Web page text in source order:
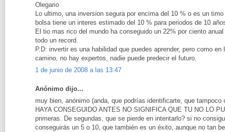
Olegario
Lo ultimo, una inversion segura por encima del 10 % o es un
bolsa tiene un interes estimado del 10 % para periodos de 10
El tio mas rico del mundo ha conseguido un 22% por ciento
todo un record.
P.D: invertir es una habilidad que puedes aprender, pero como
camino, no hay expertos, nadie puede predecir el futuro.
1 de junio de 2008 a las 13:47
Anónimo dijo...
muy bien, anónimo (anda, que podrías identificarte, que
HAYA CONSEGUIDO ANTES NO SIGNIFICA QUE TU NO LO
primeras. De segundas, que se pierde en intentarlo? si no
conseguirás un 5 o 10, que también es un éxito, aunque no tan